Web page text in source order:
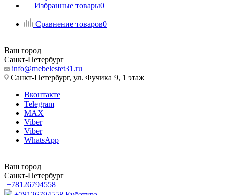
Избранные товары0
Сравнение товаров0
Ваш город
Санкт-Петербург
info@mebelestet31.ru
Санкт-Петербург, ул. Фучика 9, 1 этаж
Вконтакте
Telegram
MAX
Viber
Viber
WhatsApp
Ваш город
Санкт-Петербург
+78126794558